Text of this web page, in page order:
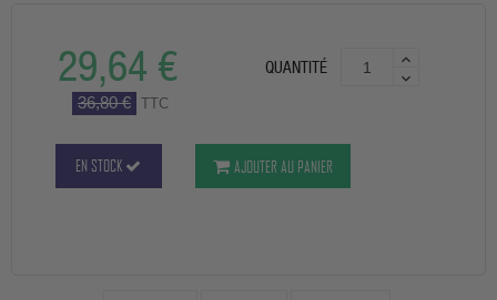
29,64 €
36,80 € TTC
QUANTITÉ
EN STOCK AJOUTER AU PANIER